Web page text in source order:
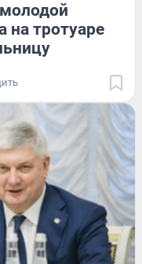
на тротуаре